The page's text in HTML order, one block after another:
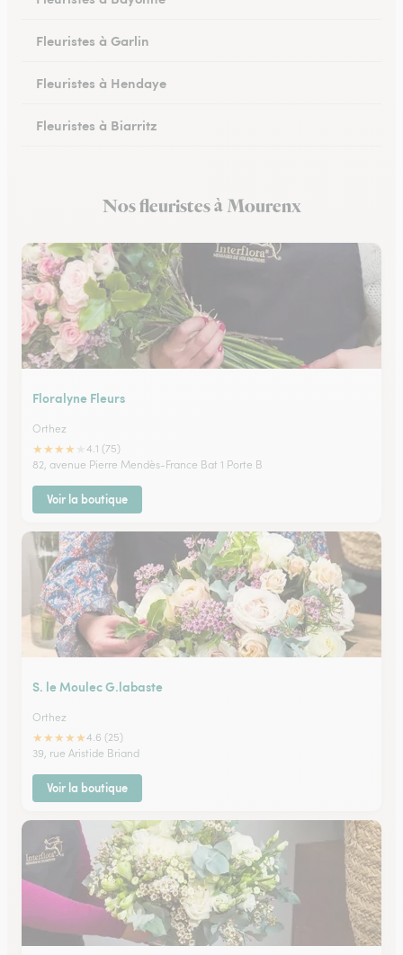
Fleuristes à Garlin
Fleuristes à Hendaye
Fleuristes à Biarritz
Fleuristes à UstaritzNos fleuristes à Mourenx
Floralyne Fleurs
Orthez
★★★★
4.1 (75)
82, avenue Pierre Mendès-France Bat 1 Porte B
Voir la boutique
S. le Moulec G.labaste
Orthez
★★★★★4.6 (25)
39, rue Aristide Briand
Voir la boutique